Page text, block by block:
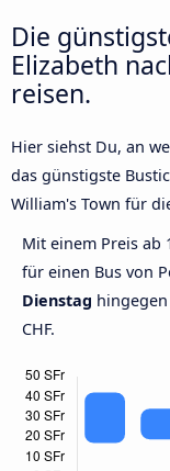
Die
Elizabeth
reisen.
Hier siehst Du, an
das günstigste
William's Town für
Mit einem Preis ab
für einen Bus von
Dienstag
CHF.